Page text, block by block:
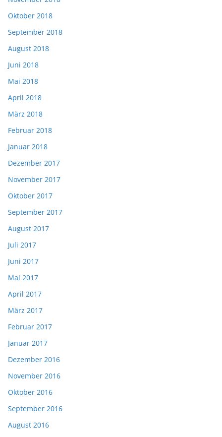
Oktober 2018
September 2018
August 2018
Juni 2018
Mai 2018
April 2018
März 2018
Februar 2018
Januar 2018
Dezember 2017
November 2017
Oktober 2017
September 2017
August 2017
Juli 2017
Juni 2017
Mai 2017
April 2017
März 2017
Februar 2017
Januar 2017
Dezember 2016
November 2016
Oktober 2016
September 2016
August 2016